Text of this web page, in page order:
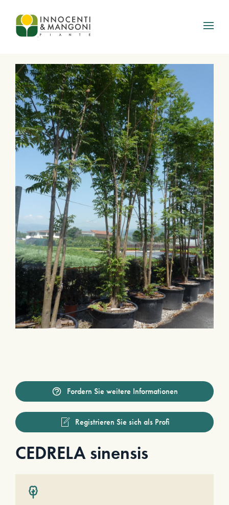
Skip to main content
Fordern Sie weitere Informationen
Registrieren Sie sich als Profi
CEDRELA sinensis